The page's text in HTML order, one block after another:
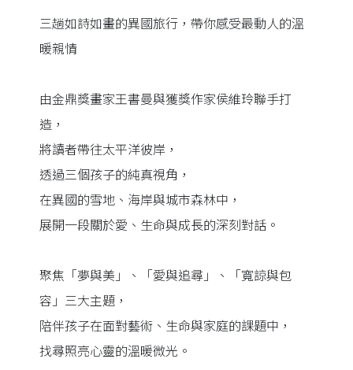
三趟如詩如畫的異國旅行，帶你感受最動人的溫
暖親情
由金鼎獎畫家王書曼與獲獎作家侯維玲聯手打
造，
將讀者帶往太平洋彼岸，
透過三個孩子的純真視角，
在異國的雪地、海岸與城市森林中，
展開一段關於愛、生命與成長的深刻對話。
聚焦「夢與美」、「愛與追尋」、「寬諒與包
容」三大主題，
陪伴孩子在面對藝術、生命與家庭的課題中，
找尋照亮心靈的溫暖微光。